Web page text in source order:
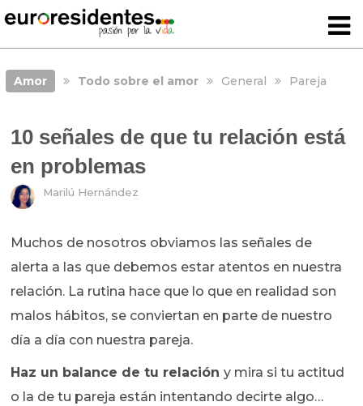
Amor Todo sobre el amor General Pareja
10 señales de que tu relación está
en problemas
Marilú Hernández
Muchos de nosotros obviamos las señales de
alerta a las que debemos estar atentos en nuestra
relación. La rutina hace que lo que en realidad son
malos hábitos, se conviertan en parte de nuestro
día a día con nuestra pareja.
Haz un balance de tu relacióny mira si tu actitud
o la de tu pareja están intentando decirte algo…